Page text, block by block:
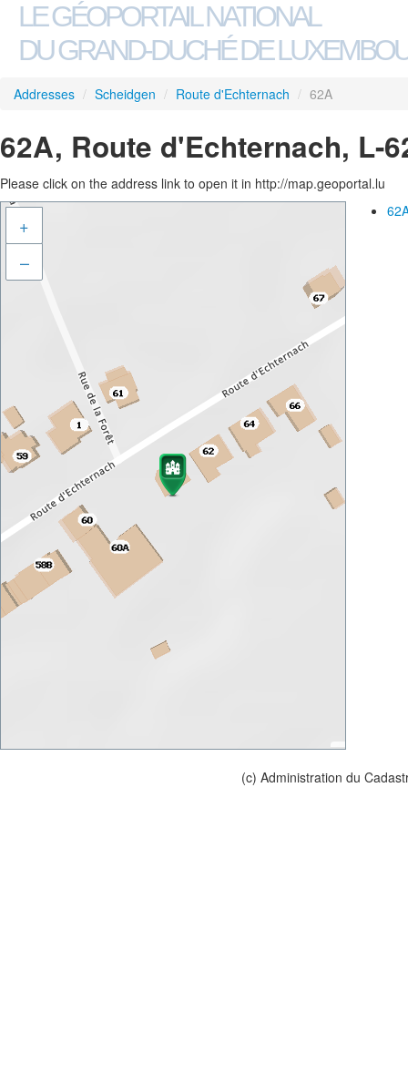
LE GÉOPORTAIL NATIONAL
DU GRAND-DUCHÉ DE
Addresses / Scheidgen / Route d'Echternach / 62A
62A, Route d'Echternach, L-
Please click on the address link to open it in http://map.geoportal.lu
+
–
(c) Administration du